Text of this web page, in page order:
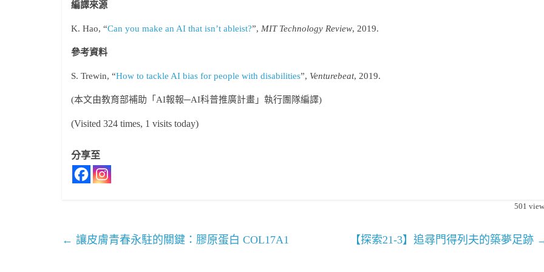
編譯來源
K. Hao, “Can you make an AI that isn’t ableist?”, MIT Technology Review, 2019.
參考資料
S. Trewin, “How to tackle AI bias for people with disabilities”, Venturebeat, 2019.
(本文由教育部補助「AI報報─AI科普推廣計畫」執行團隊編譯)
(Visited 324 times, 1 visits today)
分享至
501
← 讓皮膚青春永駐的關鍵：膠原蛋白 COL17A1 【探索21-3】追尋門得列夫的築夢足跡